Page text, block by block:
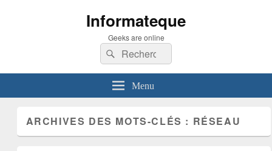
Informateque
Geeks are online
Recherche :
Rechercher
Menu
ARCHIVES DES MOTS-CLÉS : RÉSEAU